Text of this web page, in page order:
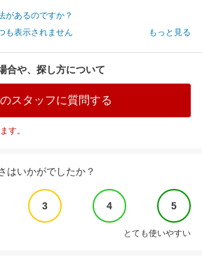
があるのですか？
も表示されません
もっと見る
合や、探し方について
スタッフに質問する
す。
はいかがでしたか？
3 4 5
とても使いやすい